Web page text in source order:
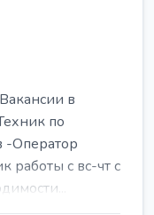
в
по
-Оператор
работы с вс-чт с